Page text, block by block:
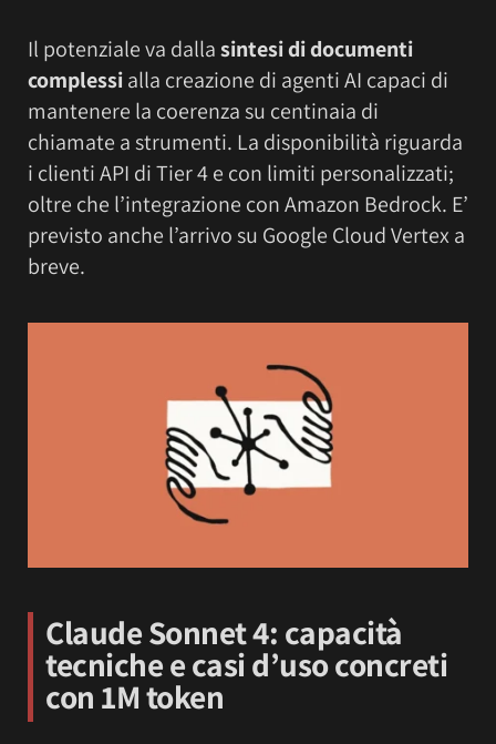
Il potenziale va dallasintesi di documenti
complessialla creazione di agenti AI capaci di
mantenere la coerenza su centinaia di
chiamate a strumenti. La disponibilità riguarda
i clienti API di Tier 4 e con limiti personalizzati;
oltre che l’integrazione con Amazon Bedrock. E’
previsto anche l’arrivo su Google Cloud Vertex a
breve.
Claude Sonnet 4: capacità
tecniche e casi d’uso concreti
con 1M token